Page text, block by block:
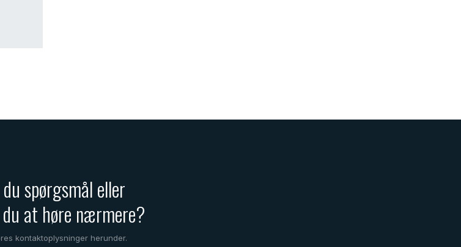
spørgsmål eller
at høre nærmere?
kontaktoplysninger herunder.